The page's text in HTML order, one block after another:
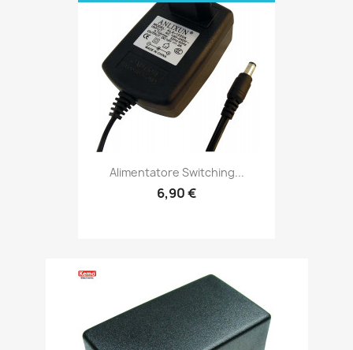
Alimentatore Switching...
6,90 €